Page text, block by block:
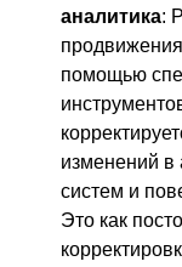
аналитика:
помощью
изменений в
систем и
Это как